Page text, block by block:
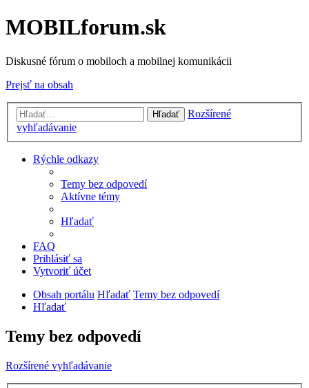
MOBILforum.sk
Diskusné fórum o mobiloch a mobilnej komunikácii
Prejsť na obsah
Hľadať
Rozšírené
vyhľadávanie
Rýchle odkazy
Temy bez odpovedí
Aktívne témy
Hľadať
FAQ
Prihlásiť sa
Vytvoriť účet
Obsah portálu Hľadať Temy bez odpovedí
Hľadať
Temy bez odpovedí
Rozšírené vyhľadávanie